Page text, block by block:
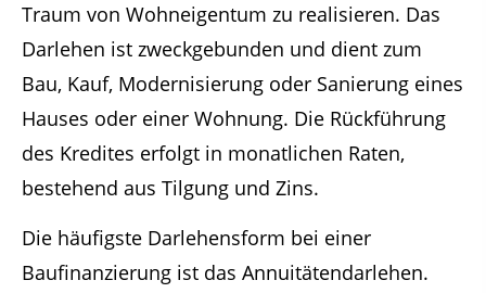
Traum von Wohneigentum zu realisieren. Das
Darlehen ist zweckgebunden und dient zum
Bau, Kauf, Modernisierung oder Sanierung eines
Hauses oder einer Wohnung. Die Rückführung
des Kredites erfolgt in monatlichen Raten,
bestehend aus Tilgung und Zins.
Die häufigste Darlehensform bei einer
Baufinanzierung ist das Annuitätendarlehen.